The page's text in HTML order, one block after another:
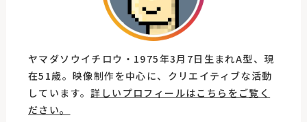
ヤマダソウイチロウ・1975年3月7日生まれA型、現
在51歳。映像制作を中心に、クリエイティブな活動
しています。詳しいプロフィールはこちらをご覧く
ださい。